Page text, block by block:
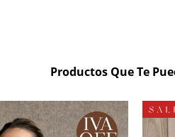
Productos Que Te